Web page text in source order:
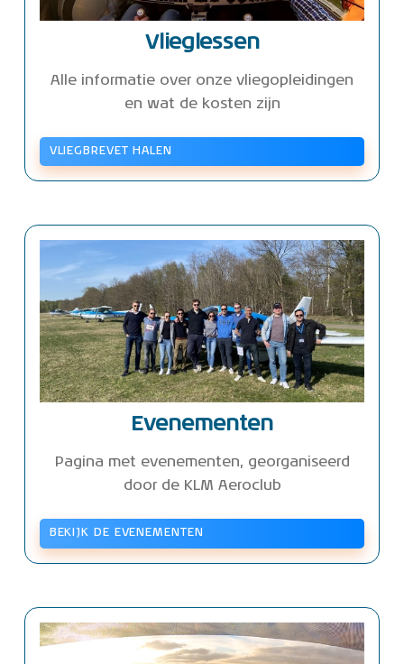
Vlieglessen
Alle informatie over onze vliegopleidingen
en wat de kosten zijn
VLIEGBREVET HALEN
Evenementen
Pagina met evenementen, georganiseerd
door de KLM Aeroclub
BEKIJK DE EVENEMENTEN